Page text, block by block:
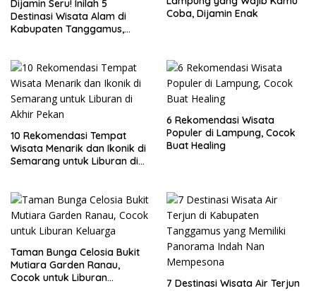
Dijamin Seru! Inilah 5
Destinasi Wisata Alam di
Kabupaten Tanggamus,
Coba, Dijamin Enak
10 Rekomendasi Tempat
Wisata Menarik dan Ikonik di
Semarang untuk Liburan di
6 Rekomendasi Wisata
Populer di Lampung, Cocok
Buat Healing
Taman Bunga Celosia Bukit
Mutiara Garden Ranau,
Cocok untuk Liburan
7 Destinasi Wisata Air Terjun